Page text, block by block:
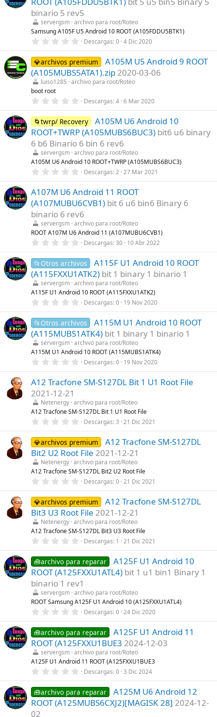
s
t
r
e
l
a
(
s
)
binario 5 rev5
servergsm archivo para root/Roteo
Samsung A105F U5 Android 10 ROOT (A105FDDU5BTK1)
0
0
0
e
s
t
l
a
(
s
)
Descargas 0 4 Dic 2020
💎archivos premium
A105M U5 Android 9 ROOT
(A105MUBS5ATA1).zip 2020-03-06
luiso1285
archivo para root/Roteo
boot root
0
0
0
e
s
t
r
e
l
a
(
s
)
Descargas 4 6 Mar 2020
🌀twrp/ Recovery
A105M U6 Android 10
ROOT+TWRP (A105MUBS6BUC3) bit6 u6 binary
6 b6 Binario 6 bin 6 rev6
servergsm archivo para root/Roteo
A105M U6 Android 10 ROOT+TWRP (A105MUBS6BUC3)
0
0
0
e
s
t
r
e
l
a
(
s
)
Descargas 2 27 Mar 2021
A107M U6 Android 11 ROOT
(A107MUBU6CVB1) bit 6 u6 bin6 Binary 6
binario 6 rev6
servergsm archivo para root/Roteo
ROOT A107M U6 Android 11 (A107MUBU6CVB1)
0
0
0
e
s
t
r
e
l
a
(
s
)
Descargas 30 10 Abr 2022
📂Otros archivos
A115F U1 Android 10 ROOT
(A115FXXU1ATK2) bit 1 binary 1 binario 1
servergsm archivo para root/Roteo
A115F U1 Android 10 ROOT (A115FXXU1ATK2)
0
0
0
e
s
t
r
e
l
(
Descargas 0 19 Nov 2020
📂Otros archivos
A115M U1 Android 10 ROOT
(A115MUBS1ATK4) bit 1 binary 1 binario 1
servergsm archivo para root/Roteo
A115M U1 Android 10 ROOT (A115MUBS1ATK4)
0
0
0
e
t
r
e
l
a
(
s
Descargas 0 19 Nov 2020
A12 Tracfone SM-S127DL Bit 1 U1 Root File
2021-12-21
Netenergy archivo para root/Roteo
A12 Tracfone SM-S127DL Bit 1 U1 Root File
0
0
0
e
s
t
r
e
l
a
(
s
Descargas 3 21 Dic 2021
💎archivos premium
A12 Tracfone SM-S127DL
Bit2 U2 Root File 2021-12-21
Netenergy archivo para root/Roteo
A12 Tracfone SM-S127DL Bit2 U2 Root File
0
0
0
e
s
t
r
e
l
a
(
s
)
Descargas 0 21 Dic 2021
💎archivos premium
A12 Tracfone SM-S127DL
Bit3 U3 Root File 2021-12-21
Netenergy archivo para root/Roteo
A12 Tracfone SM-S127DL Bit3 U3 Root File
0
0
0
e
s
t
r
e
l
a
(
s
)
Descargas 1 21 Dic 2021
🧰archivo para reparar
A125F U1 Android 10
ROOT (A125FXXU1ATL4) bit 1 u1 bin1 Binary 1
binario 1 rev1
servergsm archivo para root/Roteo
ROOT Samsung A125F U1 Android 10 (A125FXXU1ATL4)
0
0
0
e
s
t
r
e
l
a
(
s
)
Descargas 0 24 Dic 2020
🧰archivo para reparar
A125F U1 Android 11
ROOT (A125FXXU1BUE3 2024-12-03
servergsm archivo para root/Roteo
A125F U1 Android 11 ROOT (A125FXXU1BUE3
0
0
0
e
s
Descargas 0 3 Dic 2024
🧰archivo para reparar
A125M U6 Android 12
ROOT (A125MUBS6CXJ2)[MAGISK 28] 2024-12-
02